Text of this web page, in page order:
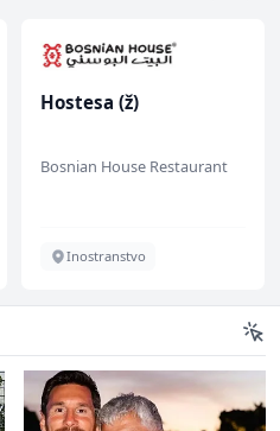
Hostesa (ž)
Bosnian House Restaurant
Inostranstvo